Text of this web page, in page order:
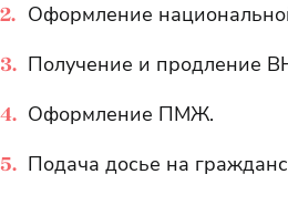
Оформление
Получение и продление
Оформление ПМЖ.
Подача досье на